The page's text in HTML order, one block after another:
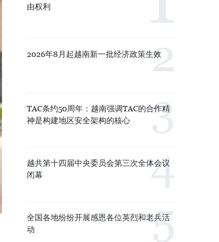
由权利
2026年8月起越南新一批经济政策生效
TAC条约50周年：越南强调TAC的合作精
神是构建地区安全架构的核心
越共第十四届中央委员会第三次全体会议
闭幕
全国各地纷纷开展感恩各位英烈和老兵活
动